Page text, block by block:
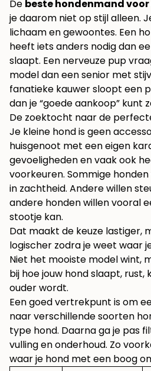
De beste hondenmand voor
je daarom niet op stijl alleen.
lichaam en gewoontes. Een
heeft iets anders nodig dan
slaapt. Een nerveuze pup
model dan een senior met
fanatieke kauwer sloopt een
dan je “goede aankoop” kunt
De zoektocht naar de
Je kleine hond is geen
huisgenoot met een eigen
gevoeligheden en vaak ook
voorkeuren. Sommige
in zachtheid. Andere willen
andere honden willen vooral
stootje kan.
Dat maakt de keuze lastiger,
logischer zodra je weet waar
Niet het mooiste model wint,
bij hoe jouw hond slaapt,
ouder wordt.
Een goed vertrekpunt is om
naar verschillende soorten
type hond. Daarna ga je pas
vulling en onderhoud. Zo
waar je hond met een boog